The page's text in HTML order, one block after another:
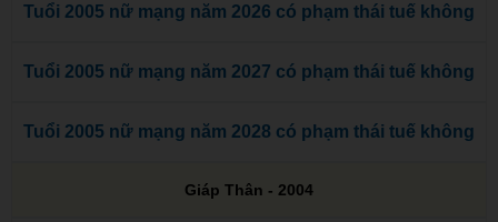
Tuổi 2005 nữ mạng năm 2026 có phạm thái tuế không
Tuổi 2005 nữ mạng năm 2027 có phạm thái tuế không
Tuổi 2005 nữ mạng năm 2028 có phạm thái tuế không
Giáp Thân - 2004